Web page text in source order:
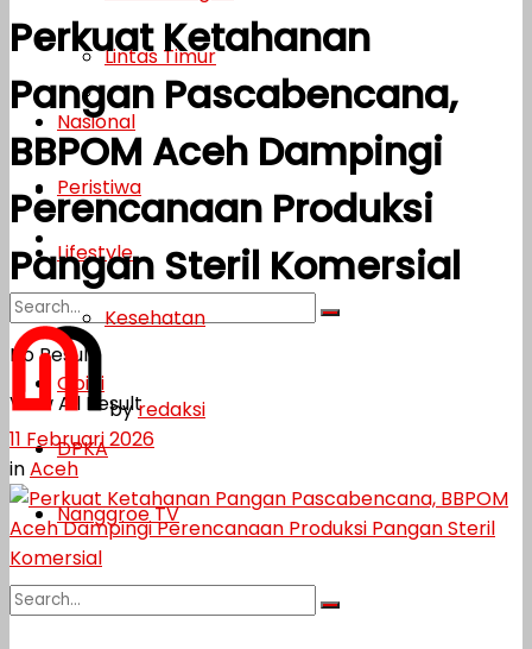
Lifestyle
Kesehatan
Opini
DPKA
Nanggroe TV
No Result
View All Result
Lintas Timur
Nasional
Peristiwa
Lifestyle
Kesehatan
Opini
DPKA
Nanggroe TV
Perkuat Ketahanan
Pangan Pascabencana,
BBPOM Aceh Dampingi
Perencanaan Produksi
Pangan Steril Komersial
byredaksi
11 Februari 2026
inAceh